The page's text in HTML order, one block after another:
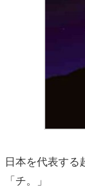
日本を代表する
「チ。」